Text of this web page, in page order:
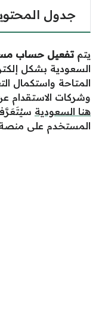
جدول
يتمتفعيل حساب
السعودية بشكل
المتاحة واستكمال
وشركات الاستقدام
هنا السعودية
المستخدم على